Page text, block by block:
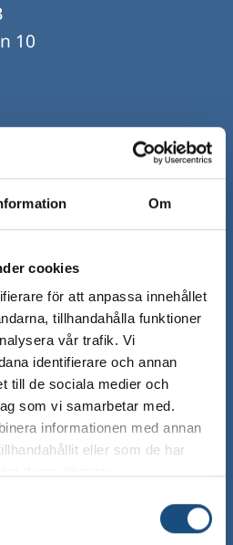
Om
cookies
för att anpassa innehållet
tillhandahålla funktioner
vår trafik. Vi
identifierare och annan
till de sociala medier och
som vi samarbetar med.
informationen med annan
eller som de har
10
7949